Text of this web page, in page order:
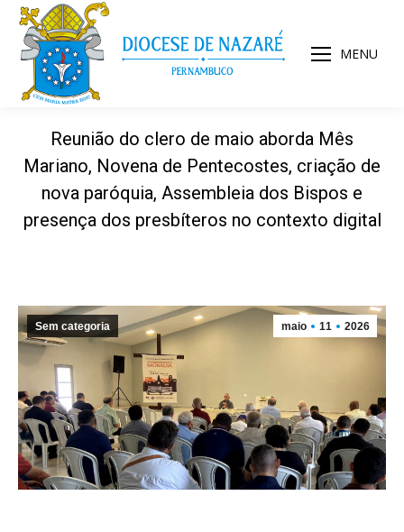
MENU
Reunião do clero de maio aborda Mês
Mariano, Novena de Pentecostes, criação de
nova paróquia, Assembleia dos Bispos e
presença dos presbíteros no contexto digital
maio 11 2026
Sem categoria